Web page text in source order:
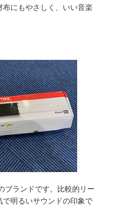
にもやさしく、いい音楽
ブランドです。比較的リー
で明るいサウンドの印象で